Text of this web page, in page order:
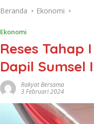
Beranda Ekonomi
Ekonomi
Reses Tahap
Dapil Sumsel
Rakyat Bersama
3 Februari 2024